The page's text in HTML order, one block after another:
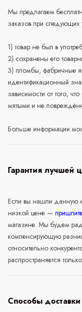
Мы предлагаем
заказов при следующих
1) товар не был в
2) сохранены его
3) пломбы, фабричные
идентификационный
зависимости от того,
мятыми и не
Больше информации
Гарантия лучшей
Если вы нашли данную
низкой цене —
магазине. Мы будем
компенсирующую
относительно
распространяется
Способы